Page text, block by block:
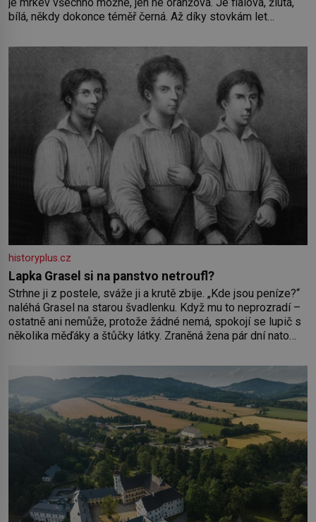
bílá, někdy dokonce téměř černá. Až díky stovkám let
českou zahradu ani nedokážeme představit. Její příběh je
historyplus.cz
Lapka Grasel si na panstvo netroufl?
Strhne ji z postele, sváže ji a krutě zbije. „Kde jsou peníze?“
naléhá Grasel na starou švadlenku. Když mu to neprozradí –
ostatně ani nemůže, protože žádné nemá, spokojí se lupič s
několika měďáky a štůčky látky. Zraněná žena pár dní nato
dlouho po jeho smrti